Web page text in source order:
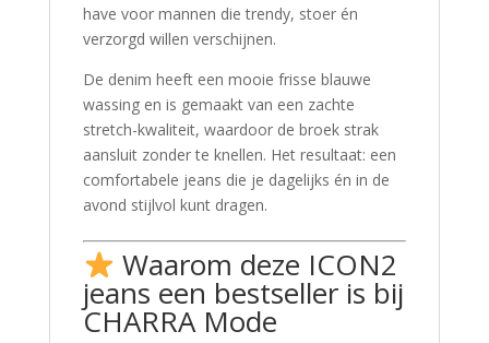
have voor mannen die trendy, stoer én
verzorgd willen verschijnen.
De denim heeft een mooie frisse blauwe
wassing en is gemaakt van een zachte
stretch-kwaliteit, waardoor de broek strak
aansluit zonder te knellen. Het resultaat: een
comfortabele jeans die je dagelijks én in de
avond stijlvol kunt dragen.
Waarom deze ICON2
jeans een bestseller is bij
CHARRA Mode